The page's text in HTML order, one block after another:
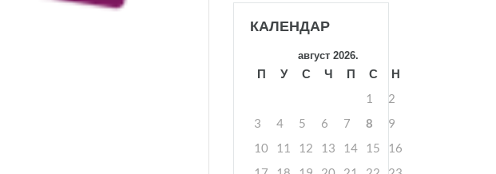
КАЛЕНДАР
август 2026.
П У С Ч П С
Н
1
2
3
4 5 6 7 8
9
10
11 12 13 14 15
16